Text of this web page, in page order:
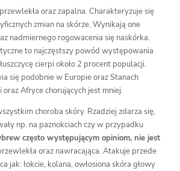
oraz zapalna. Charakteryzuje się
zmian na skórze. Wynikają one
nadmiernego rogowacenia się naskórka.
to najczęstszy powód występowania
cierpi około 2 procent populacji.
się podobnie w Europie oraz Stanach
oraz Afryce chorujących jest mniej.
choroba skóry. Rzadziej zdarza się,
np. na paznokciach czy w przypadku
często występującym opiniom, nie jest
oraz nawracająca. Atakuje przede
jak: łokcie, kolana, owłosiona skóra głowy